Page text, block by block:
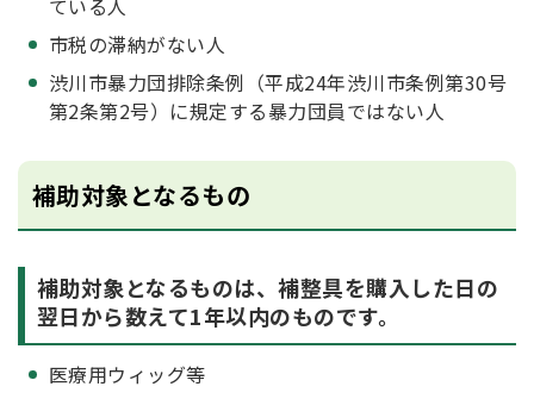
ている人
市税の滞納がない人
渋川市暴力団排除条例（平成24年渋川市条例第30号
第2条第2号）に規定する暴力団員ではない人
補助対象となるもの
補助対象となるものは、補整具を購入した日の
翌日から数えて1年以内のものです。
医療用ウィッグ等